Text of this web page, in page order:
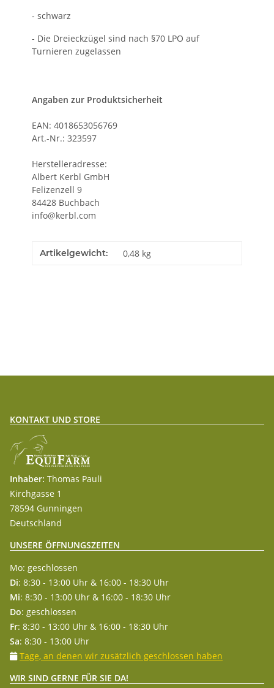
- schwarz
- Die Dreieckzügel sind nach §70 LPO auf
Turnieren zugelassen
Angaben zur Produktsicherheit
EAN: 4018653056769
Art.-Nr.: 323597
Herstelleradresse:
Albert Kerbl GmbH
Felizenzell 9
84428 Buchbach
info@kerbl.com
Artikelgewicht: 0,48 kg
KONTAKT UND STORE
Inhaber: Thomas Pauli
Kirchgasse 1
78594 Gunningen
Deutschland
UNSERE ÖFFNUNGSZEITEN
Mo: geschlossen
Di: 8:30 - 13:00 Uhr & 16:00 - 18:30 Uhr
Mi: 8:30 - 13:00 Uhr & 16:00 - 18:30 Uhr
Do: geschlossen
Fr: 8:30 - 13:00 Uhr & 16:00 - 18:30 Uhr
Sa: 8:30 - 13:00 Uhr
Tage, an denen wir zusätzlich geschlossen haben
WIR SIND GERNE FÜR SIE DA!